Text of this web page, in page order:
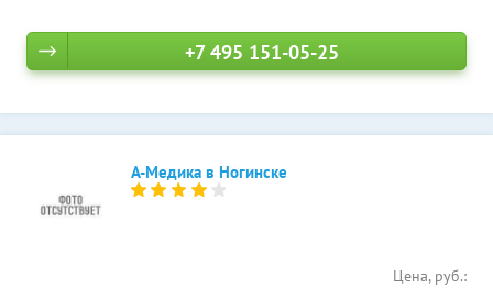
+7 495 151-05-25
А-Медика в Ногинске
Цена, руб.: